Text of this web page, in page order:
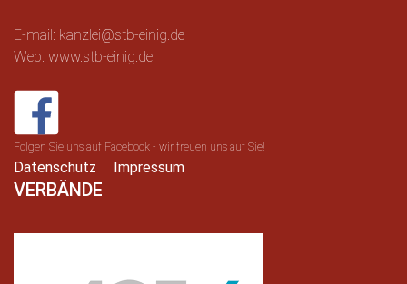
E-mail: kanzlei@stb-einig.de
Web: www.stb-einig.de
Folgen Sie uns auf Facebook - wir freuen uns auf Sie!
Datenschutz Impressum
VERBÄNDE